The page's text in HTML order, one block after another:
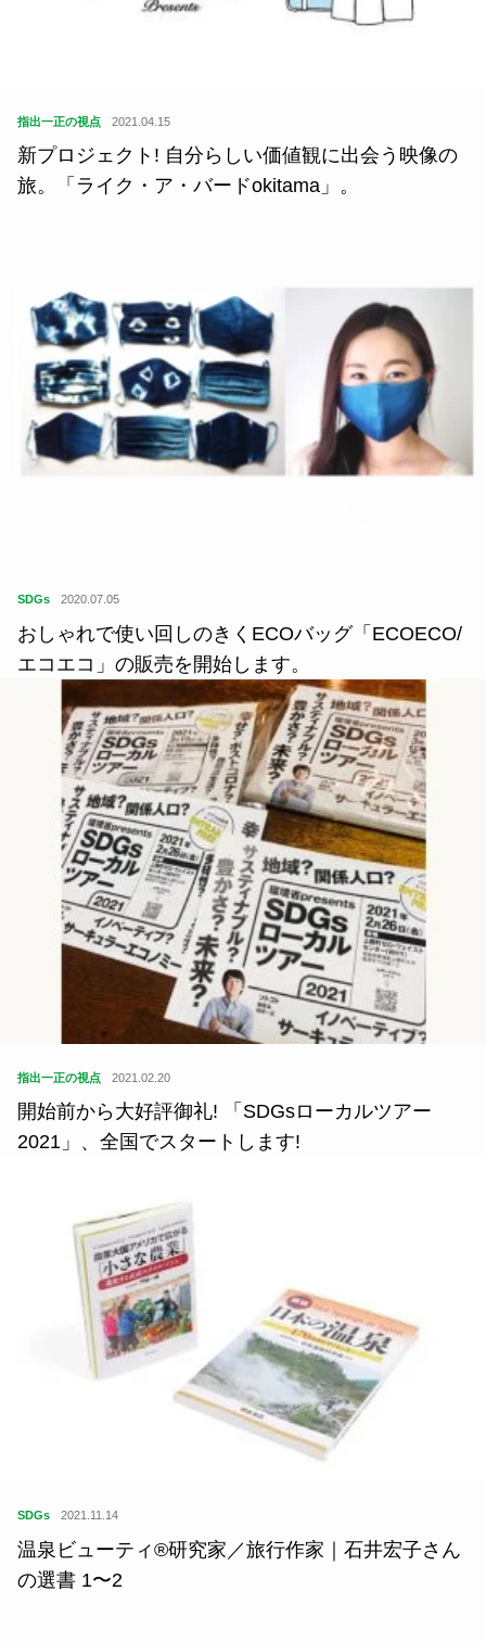
指出一正の視点 2021.04.15
新プロジェクト! 自分らしい価値観に出会う映像の
旅。「ライク・ア・バードokitama」。
SDGs 2020.07.05
おしゃれで使い回しのきくECOバッグ「ECOECO/
エコエコ」の販売を開始します。
指出一正の視点 2021.02.20
開始前から大好評御礼! 「SDGsローカルツアー
2021」、全国でスタートします!
SDGs 2021.11.14
温泉ビューティ®研究家／旅行作家｜石井宏子さん
の選書 1〜2